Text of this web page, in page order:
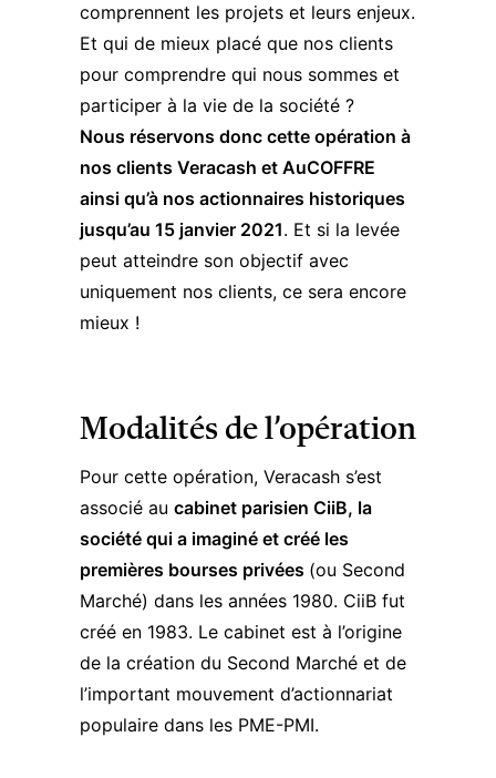
comprennent les projets et leurs enjeux.
Et qui de mieux placé que nos clients
pour comprendre qui nous sommes et
participer à la vie de la société ?
Nous réservons donc cette opération à
nos clients Veracash et AuCOFFRE
ainsi qu’à nos actionnaires historiques
jusqu’au 15 janvier 2021. Et si la levée
peut atteindre son objectif avec
uniquement nos clients, ce sera encore
mieux !
Modalités de l’opération
Pour cette opération, Veracash s’est
associé au cabinet parisien CiiB, la
société qui a imaginé et créé les
premières bourses privées (ou Second
Marché) dans les années 1980. CiiB fut
créé en 1983. Le cabinet est à l’origine
de la création du Second Marché et de
l’important mouvement d’actionnariat
populaire dans les PME-PMI.